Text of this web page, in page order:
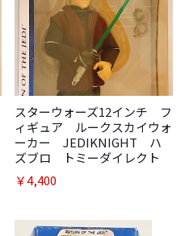
スターウォーズ12インチ フ
ィギュア ルークスカイウォ
ーカー JEDIKNIGHT ハ
ズブロ トミーダイレクト
￥4,400